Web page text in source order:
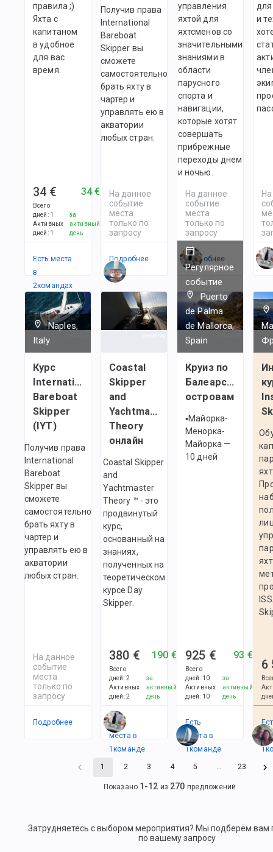
правила ;)
Яхта с
капитаном
в удобное
для вас
время.
34 €
Всего
дней: 1
Активных
дней: 1
34 €
за
активный
день
Есть места
в
2командах
Получив права
International
Bareboat
Skipper вы
сможете
самостоятельно
брать яхту в
чартер и
управлять ею в
акватории
любых стран.
На данное
событие
места
только по
запросу
Подробнее
управления
яхтой для
яхтсменов со
значительными
знаниями в
области
парусного
спорта и
навигации,
которые хотят
совершать
прибрежные
переходы днем
и ночью.
На данное
событие
места
только по
запросу
Подробнее
и
Naples,
Italy
Курс
International
Bareboat
Skipper
(IYT)
Получив права
International
Bareboat
Skipper вы
сможете
самостоятельно
брать яхту в
чартер и
управлять ею в
акватории
любых стран.
На данное
событие
места
только по
запросу
Подробнее
Coastal
Skipper
and
Yachtmaster
Theory
онлайн
Coastal Skipper
and
Yachtmaster
Theory ™ - это
продвинутый
курс,
основанный на
знаниях,
полученных на
теоретическом
курсе Day
Skipper.
380 €
Всего
дней:2
Активных
дней:2
190 €
за
активный
день
Есть
места в
1командe
Регулярное
событие
Puerto
de Palma
de Mallorca,
Spain
Круиз по
Балеарским
островам
▪︎Майорка-
Менорка-
Майорка —
10 дней
925 €
Всего
дней: 10
Активных
дней: 10
93 €
за
активный
день
Есть
места в
1командe
6
1
1 2 3 4 5 … 23
Показано 1 -12 из 270 предложений
Затрудняетесь с выбором мероприятия? Мы подберём вам
по вашему запросу